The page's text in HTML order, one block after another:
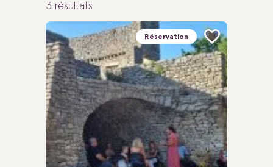
3 résultats
Réservation